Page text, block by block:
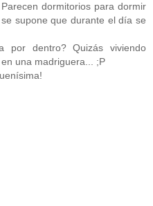
dormitorios para dormir
supone que durante el día se
por dentro? Quizás viviendo
una madriguera... ;P